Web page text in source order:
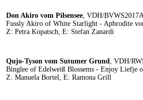
Don Akiro vom Pilsensee, VDH/
Fussly Akiro of White Starlight - Aphrodite
Z: Petra Kopatsch, E: Stefan Zanardi
Qujo-Tyson vom Sutumer Grund, VDH/
Binglee of Edelweiß Blossems - Enjoy Liefje
Z: Manuela Bortel, E: Ramona Grill